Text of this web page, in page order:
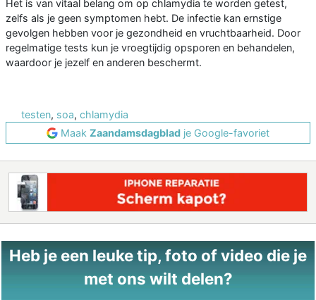
Het is van vitaal belang om op chlamydia te worden getest,
zelfs als je geen symptomen hebt. De infectie kan ernstige
gevolgen hebben voor je gezondheid en vruchtbaarheid. Door
regelmatige tests kun je vroegtijdig opsporen en behandelen,
waardoor je jezelf en anderen beschermt.
testen, soa, chlamydia
Maak Zaandamsdagblad je Google-favoriet
Heb je een leuke tip, foto of video die je
met ons wilt delen?